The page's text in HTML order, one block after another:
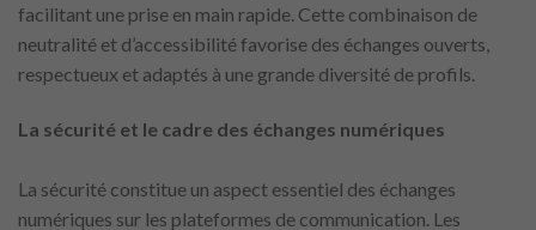
facilitant une prise en main rapide. Cette combinaison de
neutralité et d’accessibilité favorise des échanges ouverts,
respectueux et adaptés à une grande diversité de profils.
La sécurité et le cadre des échanges numériques
La sécurité constitue un aspect essentiel des échanges
numériques sur les plateformes de communication. Les